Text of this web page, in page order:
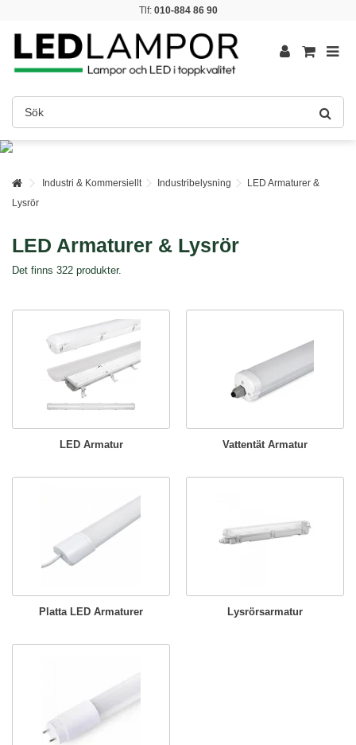
Tlf: 010-884 86 90
Industri & Kommersiellt Industribelysning
LED Armaturer &
Lysrör
LED Armaturer & Lysrör
Det finns 322 produkter.
LED Armatur Vattentät Armatur
Platta LED Armaturer Lysrörsarmatur